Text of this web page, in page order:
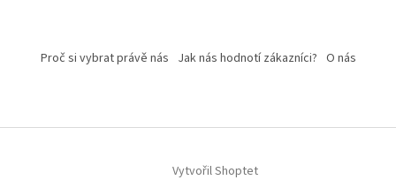
Proč si vybrat právě nás Jak nás hodnotí zákazníci? O nás
Vytvořil Shoptet